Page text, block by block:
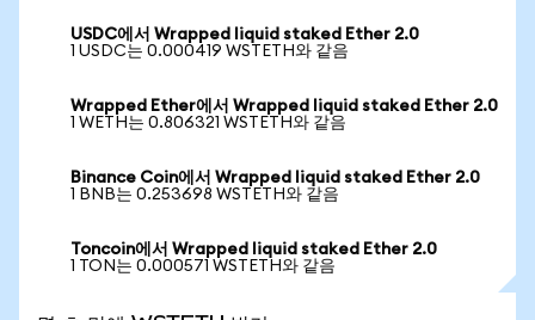
USDC에서 Wrapped liquid staked Ether 2.0
1 USDC는 0.000419 WSTETH와 같음
Wrapped Ether에서 Wrapped liquid staked Ether 2.0
1 WETH는 0.806321 WSTETH와 같음
Binance Coin에서 Wrapped liquid staked Ether 2.0
1 BNB는 0.253698 WSTETH와 같음
Toncoin에서 Wrapped liquid staked Ether 2.0
1 TON는 0.000571 WSTETH와 같음